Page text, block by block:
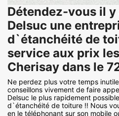
Détendez-vous il
Delsuc une
d`étanchéité de
service aux prix
Cherisay dans le
Ne perdez plus votre temps
conseillons vivement de faire
Delsuc le plus rapidement
d`étanchéité de toiture !! Nous
en le téléphonant sur son mobile